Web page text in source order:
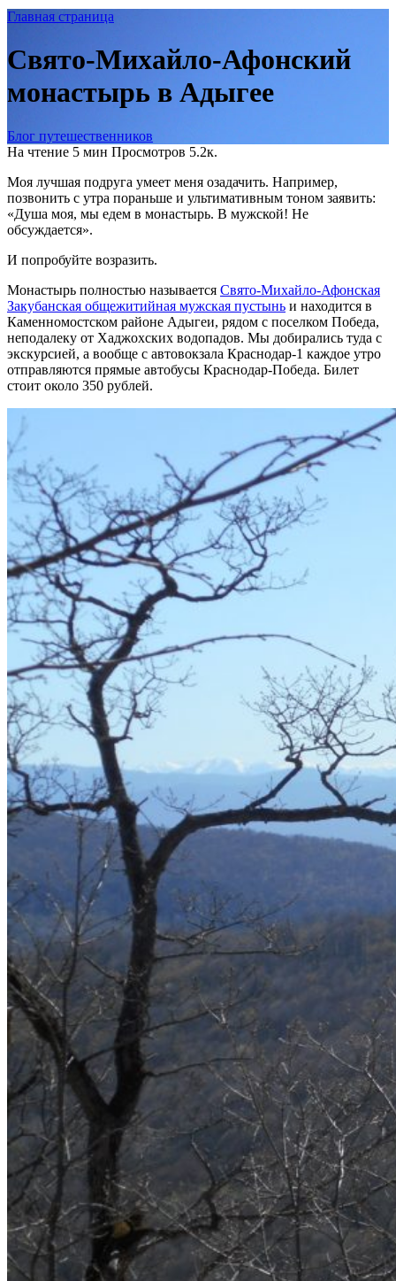
Главная страница
Свято-Михайло-Афонский
монастырь в Адыгее
Блог путешественников
На чтение 5 мин Просмотров 5.2к.
Моя лучшая подруга умеет меня озадачить. Например,
позвонить с утра пораньше и ультимативным тоном заявить:
«Душа моя, мы едем в монастырь. В мужской! Не
обсуждается».
И попробуйте возразить.
Монастырь полностью называется Свято-Михайло-Афонская
Закубанская общежитийная мужская пустынь и находится в
Каменномостском районе Адыгеи, рядом с поселком Победа,
неподалеку от Хаджохских водопадов. Мы добирались туда с
экскурсией, а вообще с автовокзала Краснодар-1 каждое утро
отправляются прямые автобусы Краснодар-Победа. Билет
стоит около 350 рублей.